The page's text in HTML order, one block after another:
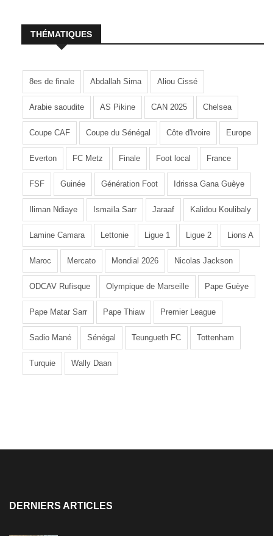
THÉMATIQUES
8es de finale Abdallah Sima Aliou Cissé
Arabie saoudite AS Pikine CAN 2025 Chelsea
Coupe CAF Coupe du Sénégal Côte d'Ivoire Europe
Everton FC Metz Finale Foot local France
FSF Guinée Génération Foot Idrissa Gana Guèye
Iliman Ndiaye Ismaïla Sarr Jaraaf Kalidou Koulibaly
Lamine Camara Lettonie Ligue 1 Ligue 2 Lions A
Maroc Mercato Mondial 2026 Nicolas Jackson
ODCAV Rufisque Olympique de Marseille Pape Guèye
Pape Matar Sarr Pape Thiaw Premier League
Sadio Mané Sénégal Teungueth FC Tottenham
Turquie Wally Daan
DERNIERS ARTICLES